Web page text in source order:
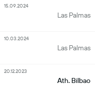
Las Palmas
15.09.2024
Las Palmas
10.03.2024
Ath. Bilbao
20.12.2023